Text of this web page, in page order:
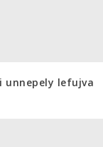
unnepely lefujva